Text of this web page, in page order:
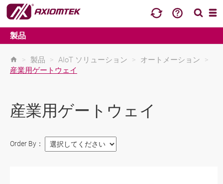
製品
> 製品 > AIoT ソリューション > オートメーション
>
産業用ゲートウェイ
産業用ゲートウェイ
Order By：